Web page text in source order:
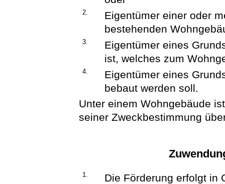
2.
Eigentümer einer oder
bestehenden
3.
Eigentümer eines
ist, welches zum
4.
Eigentümer eines
bebaut werden soll.
Unter einem Wohngebäude
seiner Zweckbestimmung
1.
Die Förderung erfolgt in